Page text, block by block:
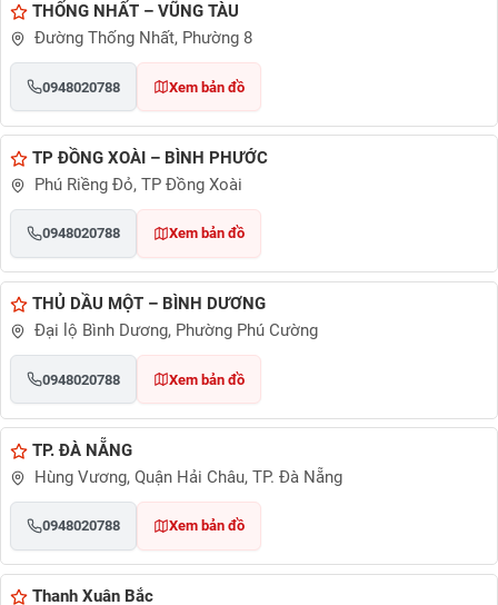
THỐNG NHẤT – VŨNG TÀU
Đường Thống Nhất, Phường 8
0948020788 Xem bản đồ
TP ĐỒNG XOÀI – BÌNH PHƯỚC
Phú Riềng Đỏ, TP Đồng Xoài
0948020788 Xem bản đồ
THỦ DẦU MỘT – BÌNH DƯƠNG
Đại lộ Bình Dương, Phường Phú Cường
0948020788 Xem bản đồ
TP. ĐÀ NẴNG
Hùng Vương, Quận Hải Châu, TP. Đà Nẵng
0948020788 Xem bản đồ
Thanh Xuân Bắc